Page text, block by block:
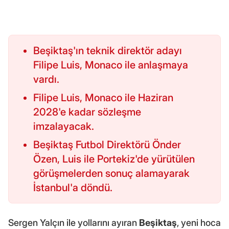
Beşiktaş'ın teknik direktör adayı
Filipe Luis, Monaco ile anlaşmaya
vardı.
Filipe Luis, Monaco ile Haziran
2028'e kadar sözleşme
imzalayacak.
Beşiktaş Futbol Direktörü Önder
Özen, Luis ile Portekiz'de yürütülen
görüşmelerden sonuç alamayarak
İstanbul'a döndü.
Sergen Yalçın ile yollarını ayıran Beşiktaş, yeni hoca